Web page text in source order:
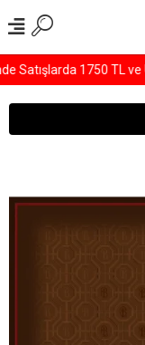
1750 TL ve